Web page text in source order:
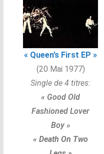
« Queen’s First EP »
(20 Mai 1977)
Single de 4 titres:
« Good Old
Fashioned Lover
Boy »
« Death On Two